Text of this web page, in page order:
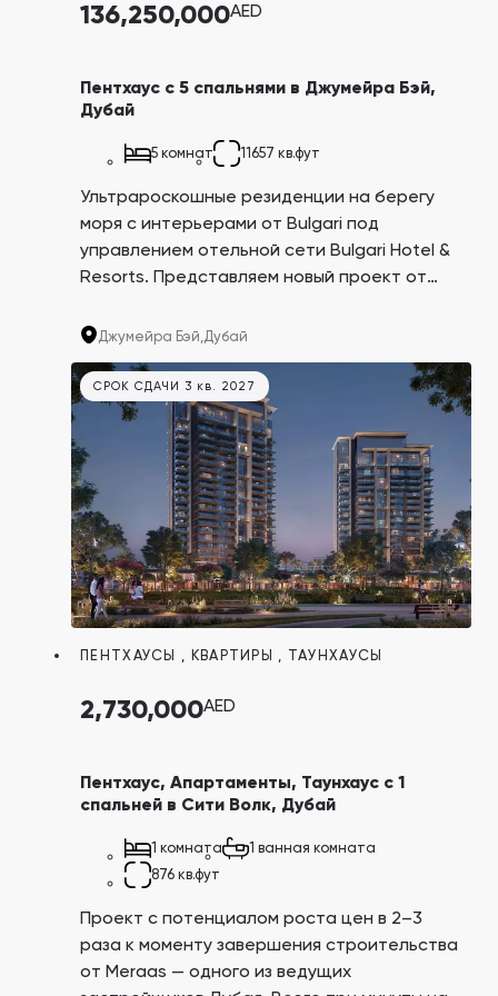
Районы 88
Aqua Properties
136,250,000AED
Пентхаус с 5 спальнями в Джумейра Бэй,
Дубай
5 комнат 11657 кв.фут
Ультрароскошные резиденции на берегу
моря с интерьерами от Bulgari под
управлением отельной сети Bulgari Hotel &
Resorts. Представляем новый проект от
Bay в Дубае. Один из самых роскошных
в 1 минуте пути.
Джумейра Бэй, Дубай
СРОК СДАЧИ 3 кв. 2027
ПЕНТХАУСЫ , КВАРТИРЫ , ТАУНХАУСЫ
2,730,000AED
Пентхаус, Апартаменты, Таунхаус с 1
спальней в Сити Волк, Дубай
1 комната
1 ванная комната
876 кв.фут
Проект с потенциалом роста цен в 2–3
раза к моменту завершения строительства
от Meraas — одного из ведущих